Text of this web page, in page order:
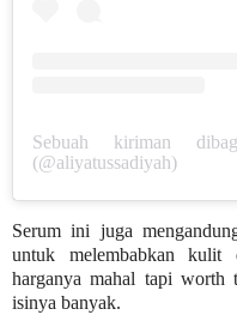
Sebuah kiriman
(@aliyatussadiyah)
Serum ini juga
untuk melembabkan
harganya mahal tapi worth
isinya banyak.